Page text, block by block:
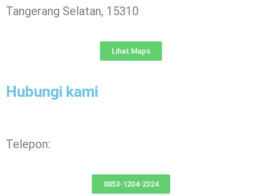
Tangerang Selatan, 15310
Lihat Maps
Hubungi kami
Telepon:
0853-1204-2324